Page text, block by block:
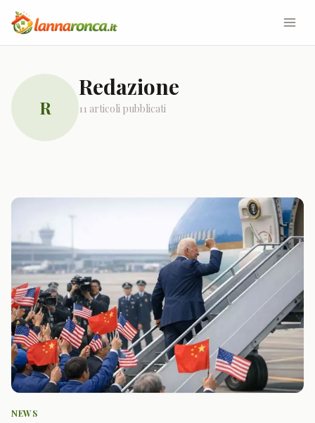
R
Redazione
11 articoli pubblicati
NEWS